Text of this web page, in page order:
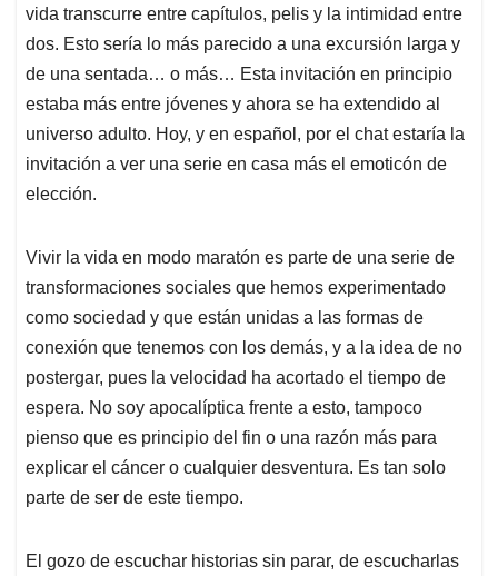
vida transcurre entre capítulos, pelis y la intimidad entre
dos. Esto sería lo más parecido a una excursión larga y
de una sentada… o más… Esta invitación en principio
estaba más entre jóvenes y ahora se ha extendido al
universo adulto. Hoy, y en español, por el chat estaría la
invitación a ver una serie en casa más el emoticón de
elección.
Vivir la vida en modo maratón es parte de una serie de
transformaciones sociales que hemos experimentado
como sociedad y que están unidas a las formas de
conexión que tenemos con los demás, y a la idea de no
postergar, pues la velocidad ha acortado el tiempo de
espera. No soy apocalíptica frente a esto, tampoco
pienso que es principio del fin o una razón más para
explicar el cáncer o cualquier desventura. Es tan solo
parte de ser de este tiempo.
El gozo de escuchar historias sin parar, de escucharlas